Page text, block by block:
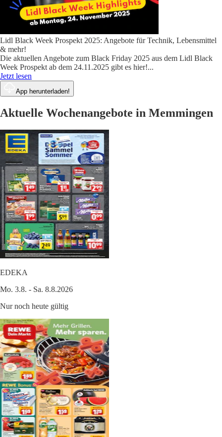
Lidl Black Week Prospekt 2025: Angebote für Technik, Lebensmittel
& mehr!
Die aktuellen Angebote zum Black Friday 2025 aus dem Lidl Black
Week Prospekt ab dem 24.11.2025 gibt es hier!...
Jetzt lesen
App herunterladen!
Aktuelle Wochenangebote in Memmingen
EDEKA
Mo. 3.8. - Sa. 8.8.2026
Nur noch heute gültig